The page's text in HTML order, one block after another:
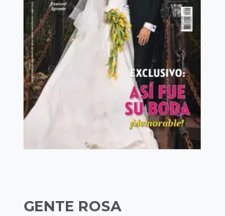
GENTE ROSA